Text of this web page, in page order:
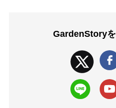
GardenStoryを